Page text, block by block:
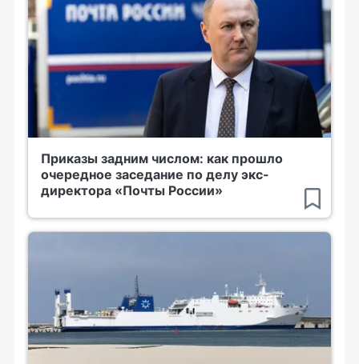
Приказы задним числом: как прошло
очередное заседание по делу экс-
директора «Почты России»